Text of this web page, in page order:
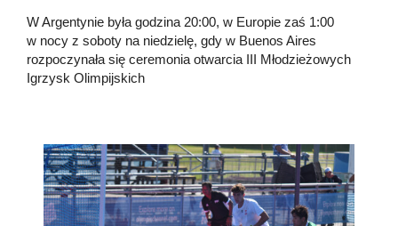
W Argentynie była godzina 20:00, w Europie zaś 1:00
w nocy z soboty na niedzielę, gdy w Buenos Aires
rozpoczynała się ceremonia otwarcia III Młodzieżowych
Igrzysk Olimpijskich